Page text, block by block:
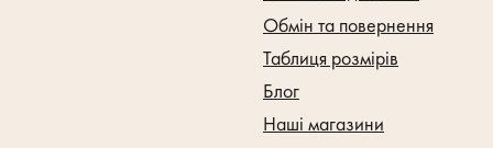
Обмін та повернення
Таблиця розмірів
Блог
Наші магазини